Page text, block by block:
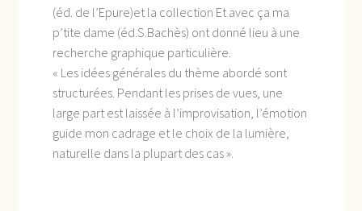
(éd. de l’Epure)et la collection Et avec ça ma
p’tite dame (éd.S.Bachès) ont donné lieu à une
recherche graphique particulière.
« Les idées générales du thème abordé sont
structurées. Pendant les prises de vues, une
large part est laissée à l’improvisation, l’émotion
guide mon cadrage et le choix de la lumière,
naturelle dans la plupart des cas ».